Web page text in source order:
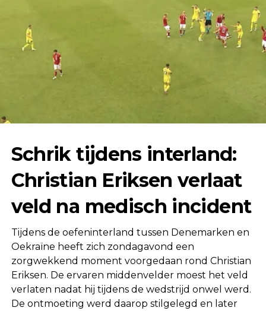
Schrik tijdens interland:
Christian Eriksen verlaat
veld na medisch incident
Tijdens de oefeninterland tussen Denemarken en
Oekraïne heeft zich zondagavond een
zorgwekkend moment voorgedaan rond Christian
Eriksen. De ervaren middenvelder moest het veld
verlaten nadat hij tijdens de wedstrijd onwel werd.
De ontmoeting werd daarop stilgelegd en later